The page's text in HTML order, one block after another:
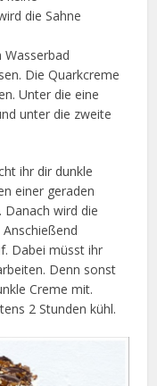
die Sahne
Die Quarkcreme
Unter die eine
unter die zweite
ihr dir dunkle
einer geraden
wird die
Dabei müsst ihr
Denn sonst
Creme mit.
2 Stunden kühl.